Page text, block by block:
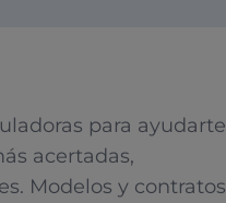
para ayudarte
acertadas,
Modelos y contratos